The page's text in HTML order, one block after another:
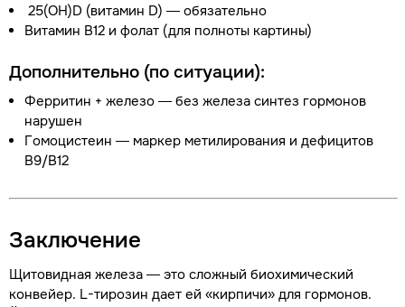
25(OH)D (витамин D) — обязательно
Витамин В12 и фолат (для полноты картины)
Дополнительно (по ситуации):
Ферритин + железо — без железа синтез гормонов
нарушен
Гомоцистеин — маркер метилирования и дефицитов
В9/В12
Заключение
Щитовидная железа — это сложный биохимический
конвейер. L-тирозин дает ей «кирпичи» для гормонов.